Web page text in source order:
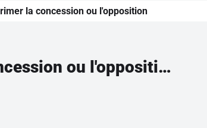
la concession ou l'opposition
Connaître les mots de liaison permettant d'exprimer la concession ou l'opposition